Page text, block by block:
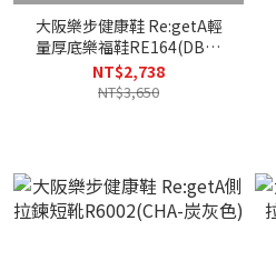
大阪樂步健康鞋 Re:getA輕
量厚底樂福鞋RE164(DBR-
深咖啡)
NT$2,738
NT$3,650